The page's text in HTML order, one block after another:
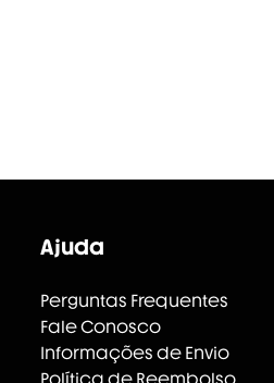
Ajuda
Perguntas Frequentes
Fale Conosco
Informações de Envio